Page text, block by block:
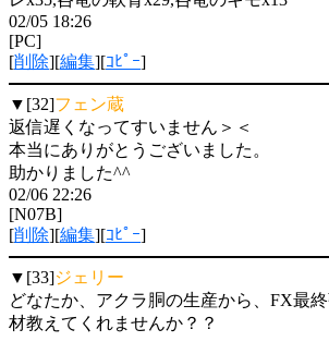
02/05 18:26
[PC]
[削除][編集][ｺﾋﾟｰ]
▼[32]フェン蔵
返信遅くなってすいません＞＜
本当にありがとうございました。
助かりました^^
02/06 22:26
[N07B]
[削除][編集][ｺﾋﾟｰ]
▼[33]ジェリー
どなたか、アクラ胴の生産から、FX最
材教えてくれませんか？？